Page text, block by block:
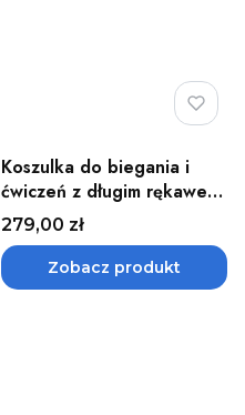
Koszulka do biegania i
ćwiczeń z długim rękawem
męska Wingtech CEP
Cena
279,00 zł
Zobacz produkt